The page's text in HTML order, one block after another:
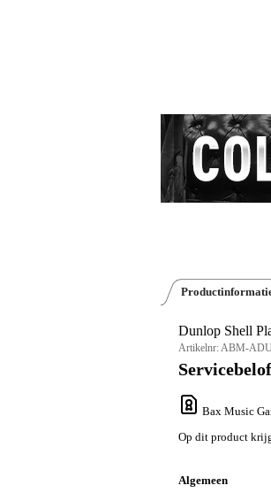
Dunlop Shell
Artikelnr:ABM-
Bax Music
Op dit product
Algemeen